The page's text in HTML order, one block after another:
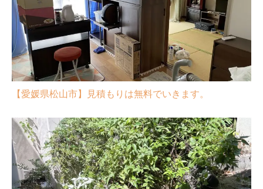
【愛媛県松山市】見積もりは無料でいきます。